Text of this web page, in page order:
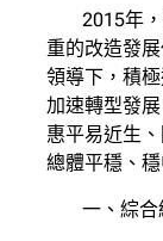
2015年
重的改造發
領導下，積
加速轉型發
惠平易近生
總體平穩、
一、綜合